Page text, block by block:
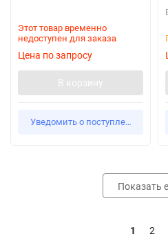
Этот товар временно
недоступен для заказа
Цена по запросу
В корзину
Уведомить о поступлении
Показать
1 2